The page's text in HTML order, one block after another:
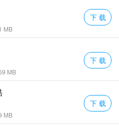
MB
下 载
MB
下 载
MB
下 载